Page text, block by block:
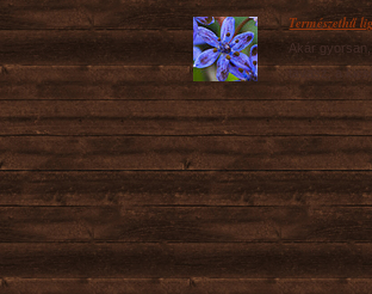
Természethű
Akár
tavasz, a